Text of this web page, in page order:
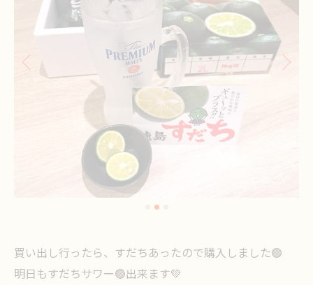
買い出し行ったら、すだちあったので購入しました🟢
明日もすだちサワー🟢出来ます💚